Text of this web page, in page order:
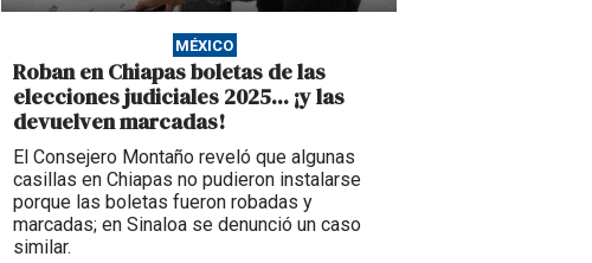
MÉXICO
Roban en Chiapas boletas de las
elecciones judiciales 2025... ¡y las
devuelven marcadas!
El Consejero Montaño reveló que algunas
casillas en Chiapas no pudieron instalarse
porque las boletas fueron robadas y
marcadas; en Sinaloa se denunció un caso
similar.